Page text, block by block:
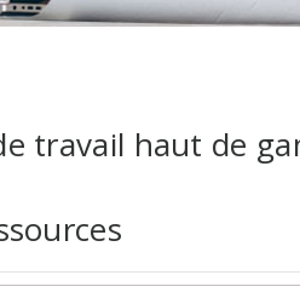
travail haut de